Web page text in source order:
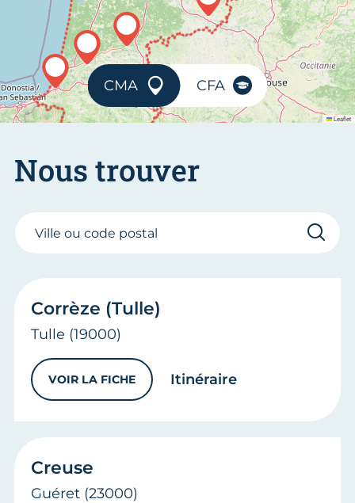
Nous trouver
Ville ou code postal
Corrèze (Tulle)
Tulle (19000)
VOIR LA FICHECORRÈZE (TULLE)Itinérairevers
Creuse
Guéret (23000)
CMA CFA
Leaflet